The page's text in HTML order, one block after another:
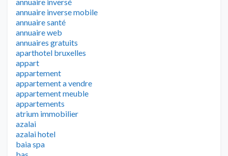
annuaire inverse mobile
annuaire santé
annuaire web
annuaires gratuits
aparthotel bruxelles
appart
appartement
appartement a vendre
appartement meuble
appartements
atrium immobilier
azalai
azalai hotel
baia spa